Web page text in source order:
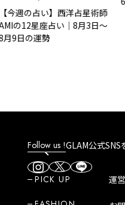
の占い】西洋占星術師
12星座占い｜8月3日～
日の運勢
温泉
揚羽
Follow us !GLAM公式SNS
PICK UP 運